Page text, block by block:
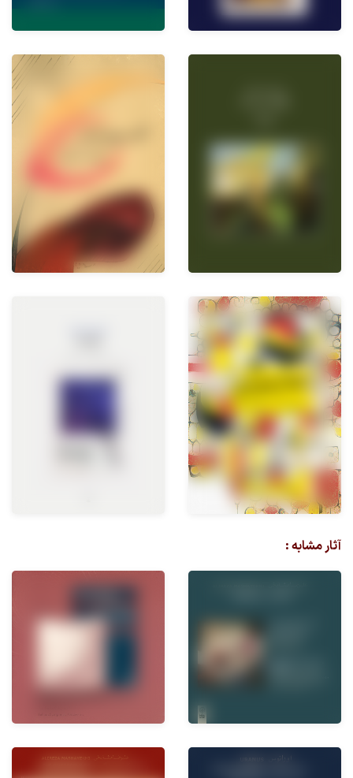
آثار مشابه :